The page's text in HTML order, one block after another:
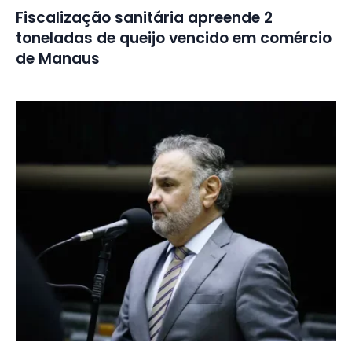
Fiscalização sanitária apreende 2
toneladas de queijo vencido em comércio
de Manaus